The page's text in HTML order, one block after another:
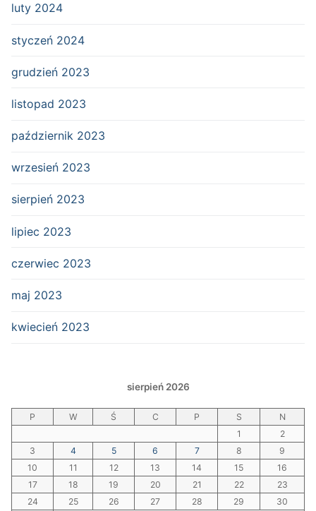
luty 2024
styczeń 2024
grudzień 2023
listopad 2023
październik 2023
wrzesień 2023
sierpień 2023
lipiec 2023
czerwiec 2023
maj 2023
kwiecień 2023
sierpień 2026
P W Ś C P S
N
1
2
3
4 5 6 7 8
9
10
11 12 13 14 15
16
17
18 19 20 21 22
23
24
25 26 27 28 29 30